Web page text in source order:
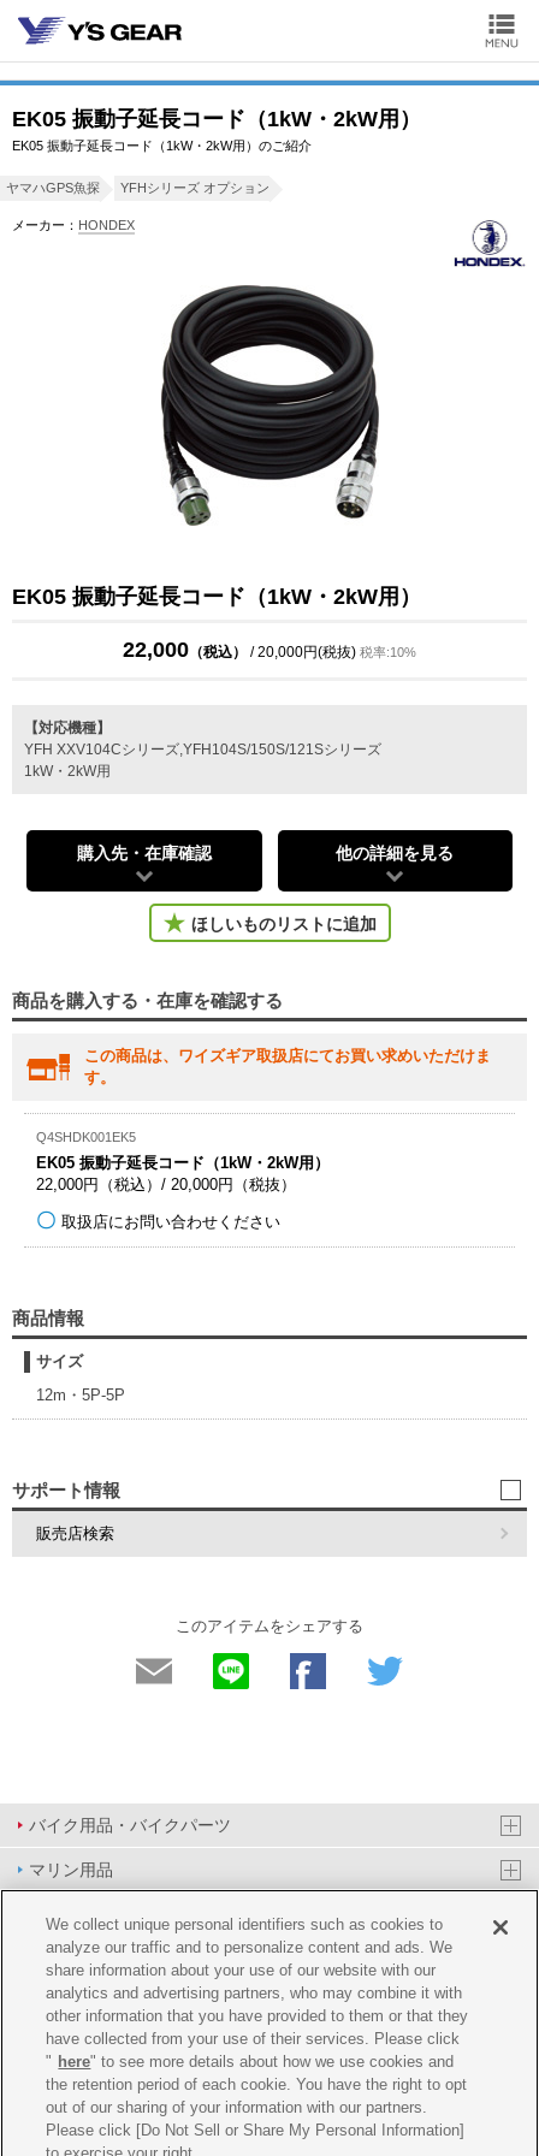
EK05 振動子延長コード（1kW・2kW用）
EK05 振動子延長コード（1kW・2kW用）のご紹介
ヤマハGPS魚探 YFHシリーズ オプション
メーカー： HONDEX
EK05 振動子延長コード（1kW・2kW用）
22,000 （税込） / 20,000円(税抜) 税率:10%
【対応機種】
YFH XXV104Cシリーズ,YFH104S/150S/121Sシリーズ
1kW・2kW用
購入先・在庫確認 他の詳細を見る
ほしいものリストに追加
商品を購入する・在庫を確認する
この商品は、ワイズギア取扱店にてお買い求めいただけま
す。
Q4SHDK001EK5
EK05 振動子延長コード（1kW・2kW用）
22,000円（税込）/ 20,000円（税抜）
取扱店にお問い合わせください
商品情報
サイズ
12m・5P-5P
サポート情報
販売店検索
このアイテムをシェアする
バイク用品・バイクパーツ
マリン用品
PAS/YPJ用品
その他用品
イベント&エンターテイメント
オンラインショップ
企業情報
ご利用規約 推薦環境 プライバシーポリシー Cookie ポリシー
We collect unique personal identifiers such as cookies to
analyze our traffic and to personalize content and ads. We
share information about your use of our website with our
analytics and advertising partners, who may combine it with
other information that you have provided to them or that they
have collected from your use of their services. Please click
" here" to see more details about how we use cookies and
the retention period of each cookie. You have the right to opt
out of our sharing of your information with our partners.
Please click [Do Not Sell or Share My Personal Information]